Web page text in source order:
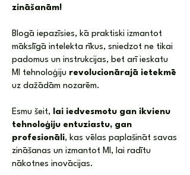
zināšanām!
Blogā iepazīsies, kā praktiski izmantot
mākslīgā intelekta rīkus, sniedzot ne tikai
padomus un instrukcijas, bet arī ieskatu
MI tehnoloģiju revolucionārajā ietekmē
uz dažādām nozarēm.
Esmu šeit, lai iedvesmotu gan ikvienu
tehnoloģiju entuziastu, gan
profesionāli, kas vēlas paplašināt savas
zināšanas un izmantot MI, lai radītu
nākotnes inovācijas.